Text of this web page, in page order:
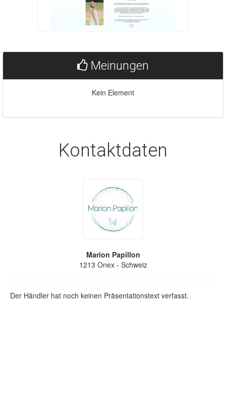
Meinungen
Kein Element
Kontaktdaten
Marion Papillon
1213 Onex- Schweiz
Der Händler hat noch keinen Präsentationstext verfasst.